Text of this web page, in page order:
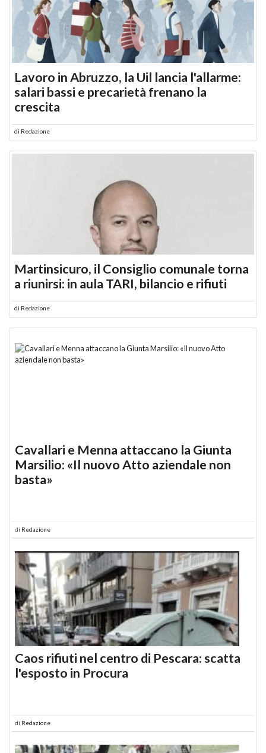
Lavoro in Abruzzo, la Uil lancia l'allarme:
salari bassi e precarietà frenano la
crescita
di Redazione
Martinsicuro, il Consiglio comunale torna
a riunirsi: in aula TARI, bilancio e rifiuti
di Redazione
Cavallari e Menna attaccano la Giunta
Marsilio: «Il nuovo Atto aziendale non
basta»
di Redazione
Caos rifiuti nel centro di Pescara: scatta
l'esposto in Procura
di Redazione